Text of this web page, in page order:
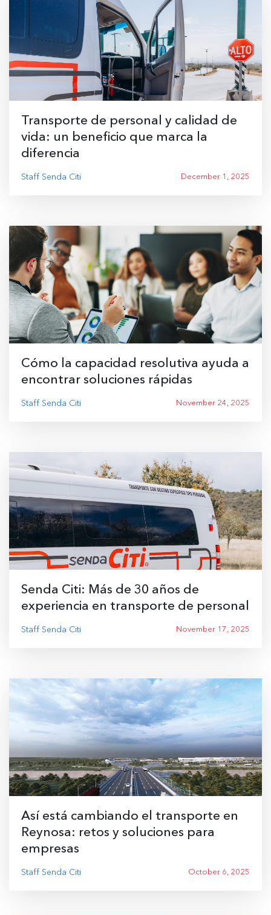
Transporte de personal y calidad de
vida: un beneficio que marca la
diferencia
Staff Senda Citi December 1, 2025
Cómo la capacidad resolutiva ayuda a
encontrar soluciones rápidas
Staff Senda Citi November 24, 2025
Senda Citi: Más de 30 años de
experiencia en transporte de personal
Staff Senda Citi November 17, 2025
Así está cambiando el transporte en
Reynosa: retos y soluciones para
empresas
Staff Senda Citi October 6, 2025